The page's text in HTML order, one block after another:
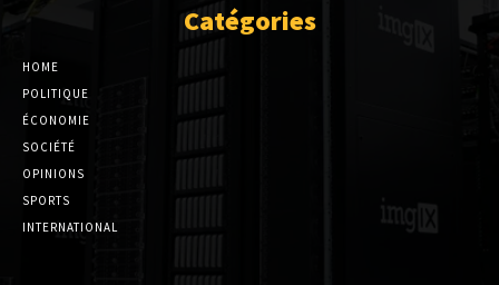
Catégories
HOME
POLITIQUE
ÉCONOMIE
SOCIÉTÉ
OPINIONS
SPORTS
INTERNATIONAL